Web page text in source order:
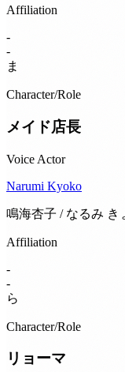
Affiliation
-
-
ま
Character/Role
メイド店長
Voice Actor
Narumi Kyoko
鳴海杏子 / なるみ き
Affiliation
-
-
ら
Character/Role
リョーマ